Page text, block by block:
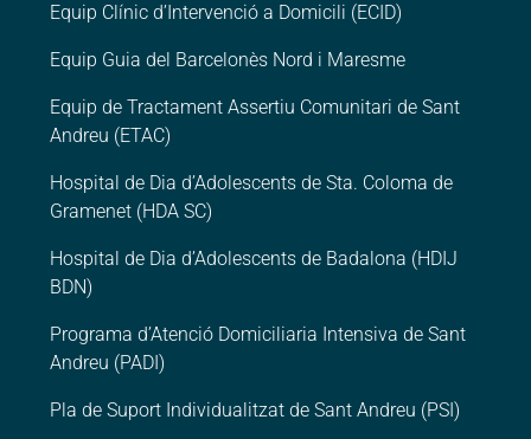
Equip Clínic d’Intervenció a Domicili (ECID)
Equip Guia del Barcelonès Nord i Maresme
Equip de Tractament Assertiu Comunitari de Sant
Andreu (ETAC)
Hospital de Dia d’Adolescents de Sta. Coloma de
Gramenet (HDA SC)
Hospital de Dia d’Adolescents de Badalona (HDIJ
BDN)
Programa d’Atenció Domiciliaria Intensiva de Sant
Andreu (PADI)
Pla de Suport Individualitzat de Sant Andreu (PSI)